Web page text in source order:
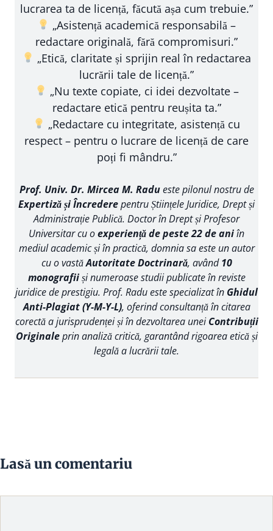
lucrarea ta de licență, făcută așa cum trebuie.”
„Asistență academică responsabilă –
redactare originală, fără compromisuri.”
„Etică, claritate și sprijin real în redactarea
lucrării tale de licență.”
„Nu texte copiate, ci idei dezvoltate –
redactare etică pentru reușita ta.”
„Redactare cu integritate, asistență cu
respect – pentru o lucrare de licență de care
poți fi mândru.”
Prof. Univ. Dr. Mircea M. Radueste pilonul nostru de
Expertiză și Încrederepentru Științele Juridice, Drept și
Administrație Publică. Doctor în Drept și Profesor
Universitar cu oexperiență de peste 22 de aniîn
mediul academic și în practică, domnia sa este un autor
cu o vastăAutoritate Doctrinară, având10
monografiiși numeroase studii publicate în reviste
juridice de prestigiu. Prof. Radu este specializat în Ghidul
Anti-Plagiat (Y-M-Y-L), oferind consultanță în citarea
corectă a jurisprudenței și în dezvoltarea unei Contribuții
Originaleprin analiză critică, garantând rigoarea etică și
legală a lucrării tale.
Lasă un comentariu